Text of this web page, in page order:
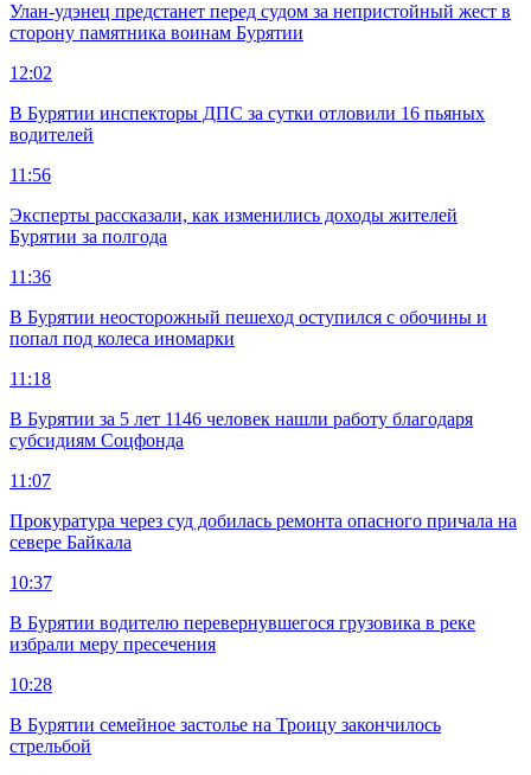
Улан-удэнец предстанет перед судом за непристойный жест в
сторону памятника воинам Бурятии
12:02
В Бурятии инспекторы ДПС за сутки отловили 16 пьяных
водителей
11:56
Эксперты рассказали, как изменились доходы жителей
Бурятии за полгода
11:36
В Бурятии неосторожный пешеход оступился с обочины и
попал под колеса иномарки
11:18
В Бурятии за 5 лет 1146 человек нашли работу благодаря
субсидиям Соцфонда
11:07
Прокуратура через суд добилась ремонта опасного причала на
севере Байкала
10:37
В Бурятии водителю перевернувшегося грузовика в реке
избрали меру пресечения
10:28
В Бурятии семейное застолье на Троицу закончилось
стрельбой